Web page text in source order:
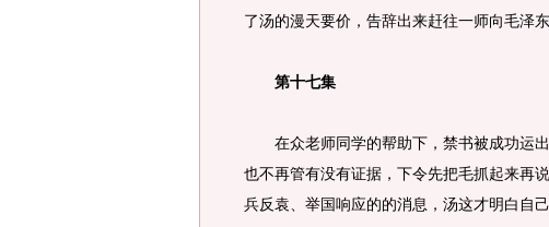
了汤的漫天要价，告辞出来赶往一师向毛泽东
第十七集
在众老师同学的帮助下，禁书被成功运出
也不再管有没有证据，下令先把毛抓起来再
兵反袁、举国响应的的消息，汤这才明白自己